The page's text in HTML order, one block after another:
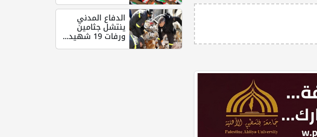
الدفاع المدني
ينتشل جثامين
ورفات 19 شهيد...